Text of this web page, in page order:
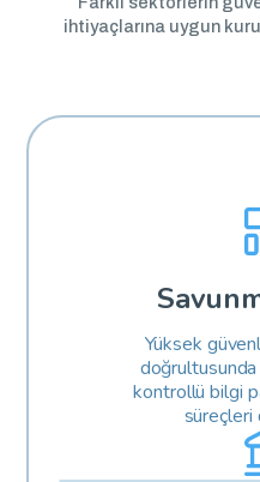
ihtiyaçlarına uygun
Yüksek
kontrollü bilgi
süreçleri